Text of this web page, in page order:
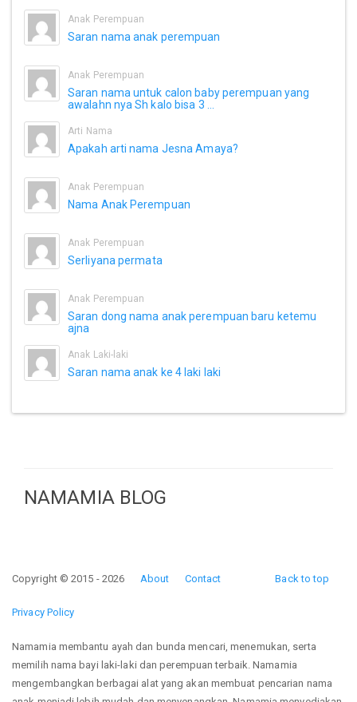
Anak Perempuan
Saran nama anak perempuan
Anak Perempuan
Saran nama untuk calon baby perempuan yang
awalahn nya Sh kalo bisa 3 ...
Arti Nama
Apakah arti nama Jesna Amaya?
Anak Perempuan
Nama Anak Perempuan
Anak Perempuan
Serliyana permata
Anak Perempuan
Saran dong nama anak perempuan baru ketemu
ajna
Anak Laki-laki
Saran nama anak ke 4 laki laki
NAMAMIA BLOG
Back to top
Copyright © 2015 - 2026 About Contact
Privacy Policy
Namamia membantu ayah dan bunda mencari, menemukan, serta
memilih nama bayi laki-laki dan perempuan terbaik. Namamia
mengembangkan berbagai alat yang akan membuat pencarian nama